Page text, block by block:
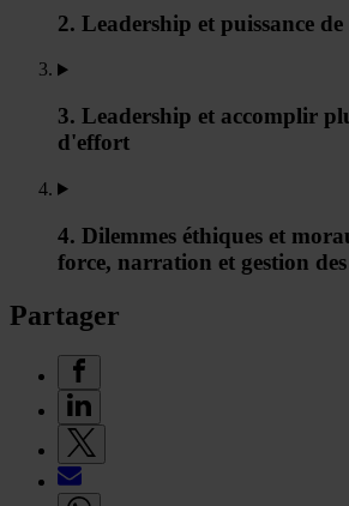
2. Leadership et puissance
3. Leadership et accomplir
d'effort
4. Dilemmes éthiques et
force, narration et gestion
Partager